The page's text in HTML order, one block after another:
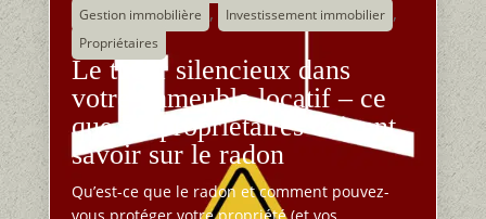
Gestion immobilière , Investissement immobilier ,
Propriétaires
Le tueur silencieux dans
votre immeuble locatif – ce
que les propriétaires doivent
savoir sur le radon
Qu’est-ce que le radon et comment pouvez-